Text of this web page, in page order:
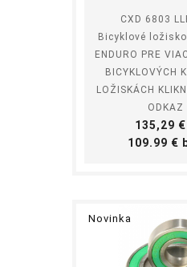
CXD 6803
Bicyklové ložisko
ENDURO PRE
BICYKLOVÝCH
LOŽISKÁCH
ODKAZ
Cena
135,29 €
109.99 €
Novinka